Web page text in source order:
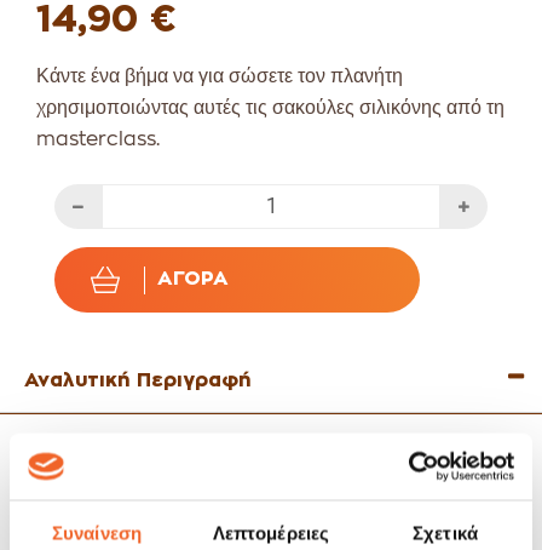
Συναίνεση Λεπτομέρειες Σχετικά
14,90 €
Κάντε ένα βήμα να για σώσετε τον πλανήτη
χρησιμοποιώντας αυτές τις σακούλες σιλικόνης από τη
masterclass.
ΑΓΟΡΆ
Αναλυτική Περιγραφή
Καταναλώστε λιγότερο πλαστικό στην κουζίνα σας
επαναχρησιμοποιούμενες σακούλες σιλικόνης.